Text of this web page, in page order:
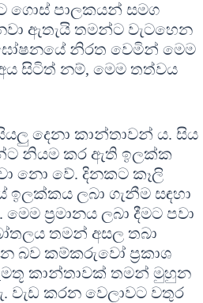
ගොස් පාලකයන් සමග
ඇතැයි තමන්ට වැටහෙන
නිරත වෙමින් මෙම
සිටිත් නම්, මෙම තත්වය
දෙනා කාන්තාවන් ය. සිය
නියම කර ඇති ඉලක්ක
නො වේ. දිනකට කෑලි
ඉලක්කය ලබා ගැනීම සඳහා
ප්‍රමානය ලබා දීමට පවා
තමන් අසල තබා
බව කම්කරුවෝ ප්‍රකාශ
කාන්තාවක් තමන් මුහුන
වැඩ කරන වෙලාවට වතුර